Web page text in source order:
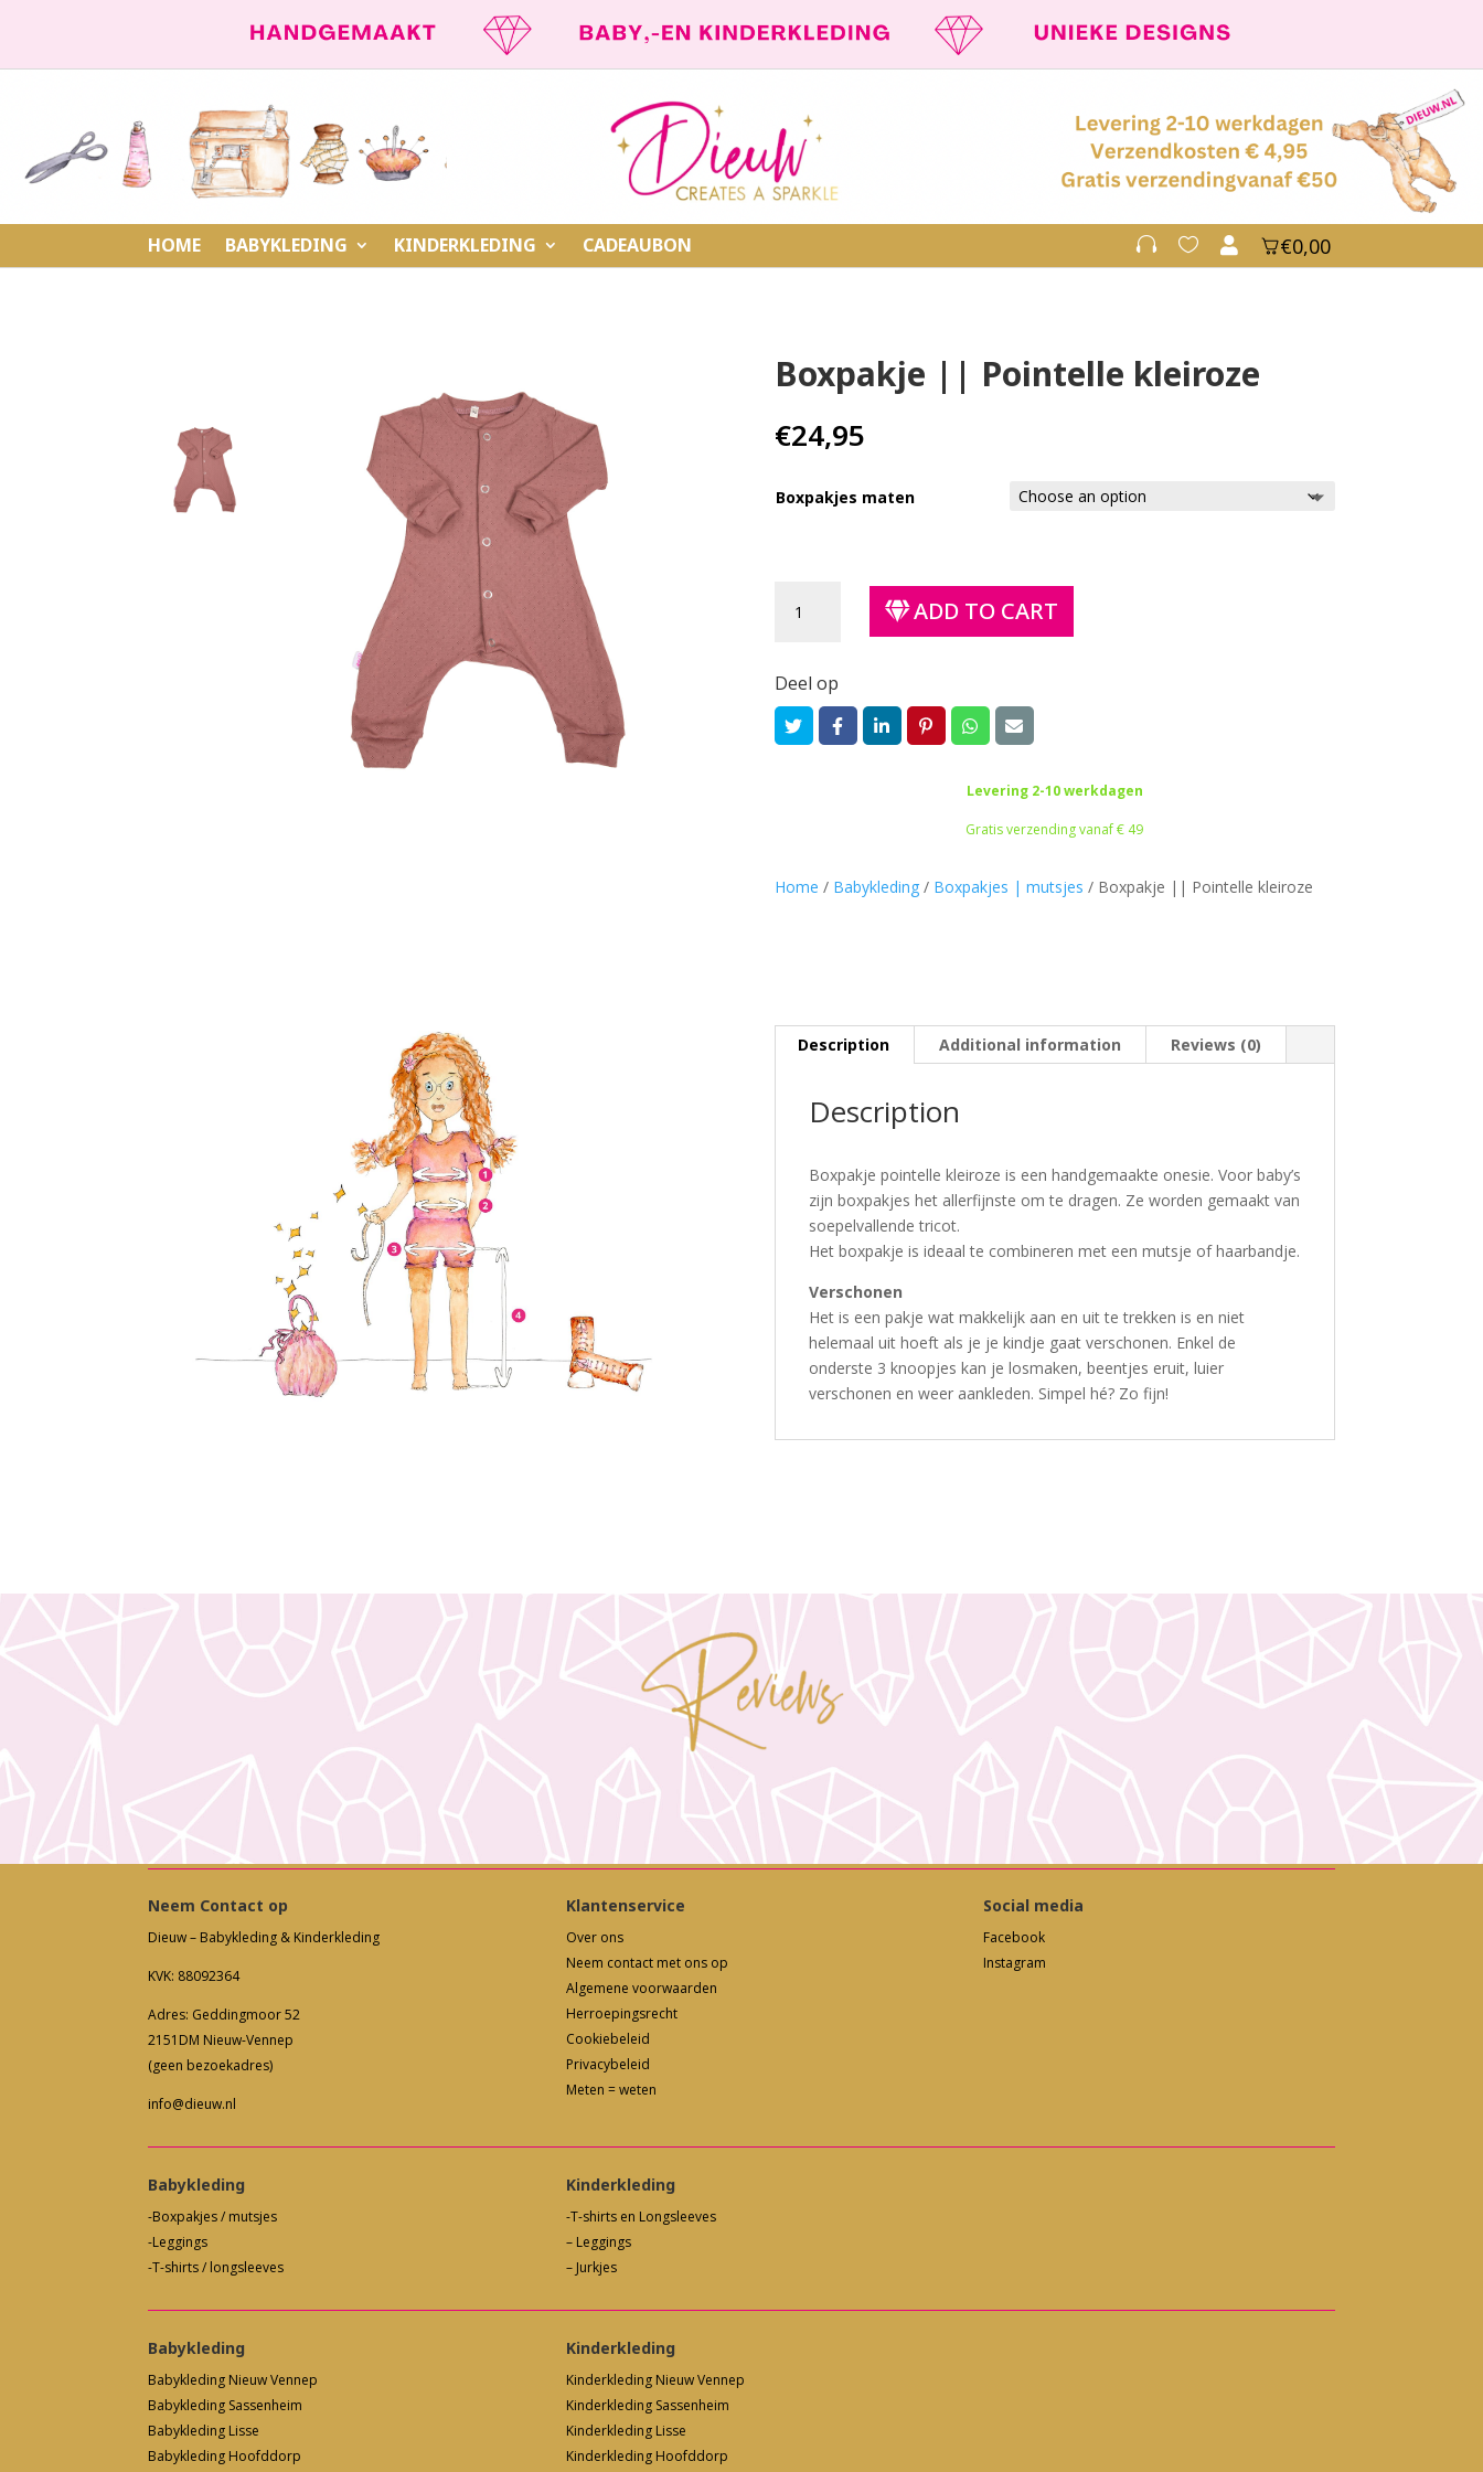
HOME BABYKLEDING KINDERKLEDING CADEAUBON    €0,00
Boxpakje || Pointelle kleiroze
€24,95
Boxpakjes maten
quantity
ADD TO CART
Deel op
Levering 2-10 werkdagen
Gratis verzending vanaf € 49
Home / Babykleding/ Boxpakjes | mutsjes / Boxpakje || Pointelle kleiroze
Description Additional information Reviews (0)
Description
Boxpakje pointelle kleiroze is een handgemaakte onesie. Voor baby’s
zijn boxpakjes het allerfijnste om te dragen. Ze worden gemaakt van
soepelvallende tricot.
Het boxpakje is ideaal te combineren met een mutsje of haarbandje.
Verschonen
Het is een pakje wat makkelijk aan en uit te trekken is en niet
helemaal uit hoeft als je je kindje gaat verschonen. Enkel de
onderste 3 knoopjes kan je losmaken, beentjes eruit, luier
verschonen en weer aankleden. Simpel hé? Zo fijn!
Neem Contact op
Dieuw – Babykleding & Kinderkleding
KVK: 88092364
Adres: Geddingmoor 52
2151DM Nieuw-Vennep
(geen bezoekadres)
info@dieuw.nl
Klantenservice
Over ons
Neem contact met ons op
Algemene voorwaarden
Herroepingsrecht
Cookiebeleid
Privacybeleid
Meten = weten
Social media
Facebook
Instagram
Babykleding
-Boxpakjes / mutsjes
-Leggings
-T-shirts / longsleeves
Kinderkleding
-T-shirts en Longsleeves
– Leggings
– Jurkjes
Babykleding
Babykleding Nieuw Vennep
Babykleding Sassenheim
Babykleding Lisse
Babykleding Hoofddorp
Kinderkleding
Kinderkleding Nieuw Vennep
Kinderkleding Sassenheim
Kinderkleding Lisse
Kinderkleding Hoofddorp